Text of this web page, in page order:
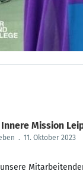
Mission
. 11. Oktober 2023